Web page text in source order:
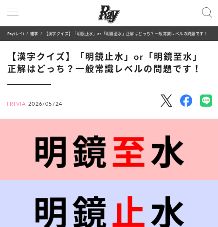
Ray(レイ) 雑学 【漢字クイズ】「明鏡止水」or「明鏡至水」正解はどっち？一般常識レベルの問題です！
【漢字クイズ】「明鏡止水」or「明鏡至水」
正解はどっち？一般常識レベルの問題です！
TRIVIA 2026/05/24